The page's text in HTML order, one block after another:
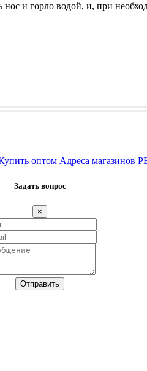
и горло водой, и, при
оптом Адреса магазинов
Задать вопрос
×
Отправить